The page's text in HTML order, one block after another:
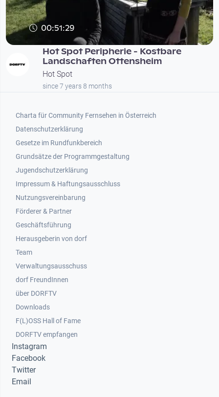
00:51:29
Hot Spot Peripherie - Kostbare
Landschaften Ottensheim
Hot Spot
since 7 years 8 months
Footer 1
Charta für Community Fernsehen in Österreich
Datenschutzerklärung
Gesetze im Rundfunkbereich
Grundsätze der Programmgestaltung
Jugendschutzerklärung
Impressum & Haftungsausschluss
Nutzungsvereinbarung
Footer 2
Förderer & Partner
Geschäftsführung
Herausgeberin von dorf
Team
Verwaltungsausschuss
dorf FreundInnen
Footer 3
über DORFTV
Downloads
F(L)OSS Hall of Fame
Footer 4
DORFTV empfangen
Instagram
Facebook
Twitter
Email